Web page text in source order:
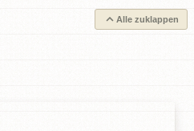
Alle zuklappen